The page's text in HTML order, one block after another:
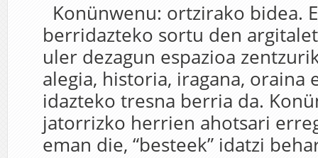
Konünwenu: ortzirako bidea.
berridazteko sortu den
uler dezagun espazioa
alegia, historia, iragana, oraina
idazteko tresna berria da.
jatorrizko herrien ahotsari
eman die, “besteek” idatzi